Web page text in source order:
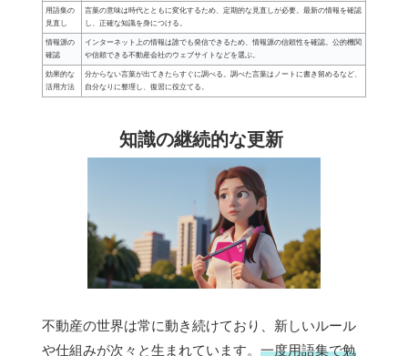
用語集の
見直し
言葉の意味は時代とともに変化するため、定期的な見直しが必要。最新の情報を確認
し、正確な知識を身につける。
情報源の
確認
インターネット上の情報は誰でも発信できるため、情報源の信頼性を確認。公的機関
や信頼できる不動産会社のウェブサイトなどを選ぶ。
効果的な
活用方法
分からない言葉が出てきたらすぐに調べる。調べた言葉はノートに書き留めるなど、
自分なりに整理し、復習に役立てる。
知識の継続的な更新
不動産の世界は常に動き続けており、新しいルール
や仕組みが次々と生まれています。 一度用語集で勉